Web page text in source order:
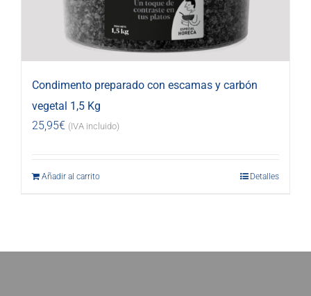
Condimento preparado con escamas y carbón
vegetal 1,5 Kg
25,95€ (IVA incluido)
Añadir al carrito Detalles